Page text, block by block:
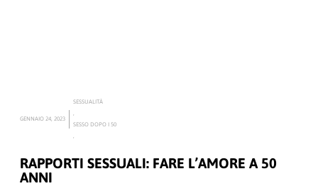
GENNAIO 24, 2023
SESSUALITÀ
SESSO DOPO I 50
RAPPORTI SESSUALI: FARE L’AMORE A 50
ANNI